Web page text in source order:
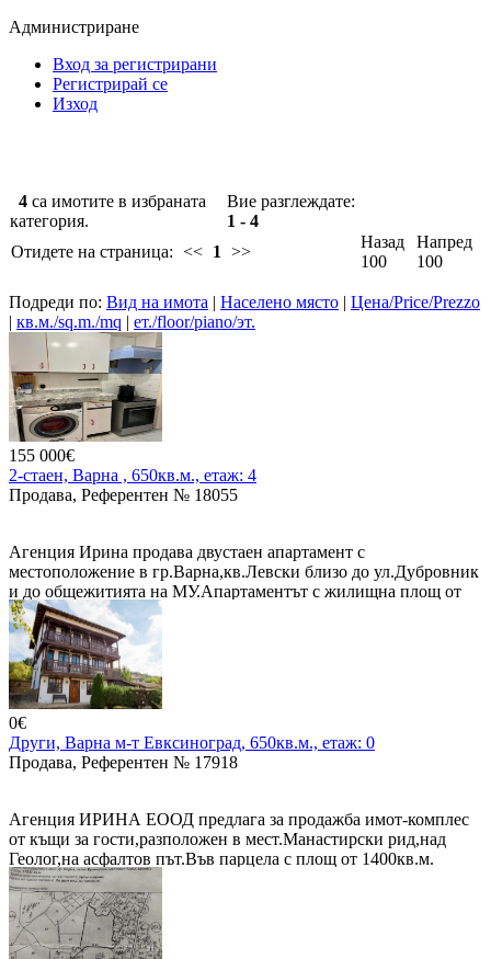
Администриране
Вход за регистрирани
Регистрирай се
Изход
4 са имотите в избраната
категория.
Вие разглеждате:
1 - 4
Отидете на страница: << 1 >>
Назад
100
Напред
100
Подреди по: Вид на имота | Населено място | Цена/Price/Prezzo
| кв.м./sq.m./mq | ет./floor/piano/эт.
155 000€
2-стаен, Варна , 650кв.м., етаж: 4
Продава, Референтен № 18055
Агенция Ирина продава двустаен апартамент с
местоположение в гр.Варна,кв.Левски близо до ул.Дубровник
и до общежитията на МУ.Апартаментът с жилищна площ от
60 м2,се намира на ет.4/16,вътрешен,изложение ю/и,се състои
от:хол,кухня е отделно,спалня,коридор,две тераси,мокро
помещение,прилежаща маза с площ от 5 м2.Продава се
напълно обзаведено и оборудвано.Жилището е много
запазено,поддържано,уютно подредено.Цена е 155000 евро.
0€
Други, Варна м-т Евксиноград, 650кв.м., етаж: 0
Продава, Референтен № 17918
Агенция ИРИНА ЕООД предлага за продажба имот-комплес
от къщи за гости,разположен в мест.Манастирски рид,над
Геолог,на асфалтов път.Във парцела с площ от 1400кв.м.
изградени няколко къщи в автентично старо-българския стил,
с общо РЗП-650 кв.м.